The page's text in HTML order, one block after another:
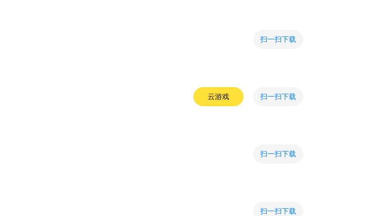
扫一扫下载
云游戏 扫一扫下载
扫一扫下载
扫一扫下载